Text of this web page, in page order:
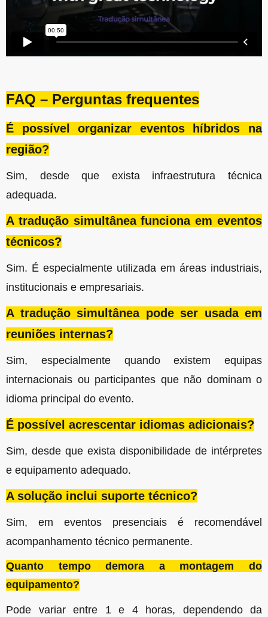
FAQ – Perguntas frequentes
É possível organizar eventos híbridos na
região?
Sim, desde que exista infraestrutura técnica
adequada.
A tradução simultânea funciona em eventos
técnicos?
Sim. É especialmente utilizada em áreas industriais,
institucionais e empresariais.
A tradução simultânea pode ser usada em
reuniões internas?
Sim, especialmente quando existem equipas
internacionais ou participantes que não dominam o
idioma principal do evento.
É possível acrescentar idiomas adicionais?
Sim, desde que exista disponibilidade de intérpretes
e equipamento adequado.
A solução inclui suporte técnico?
Sim, em eventos presenciais é recomendável
acompanhamento técnico permanente.
Quanto tempo demora a montagem do
equipamento?
Pode variar entre 1 e 4 horas, dependendo da